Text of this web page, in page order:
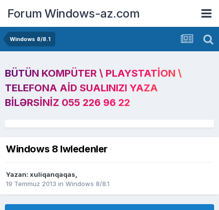
Forum Windows-az.com
Windows 8/8.1
BÜTÜN KOMPÜTER \ PLAYSTATION \
TELEFONA AID SUALINIZI YAZA
BILƏRSINIZ 055 226 96 22
Windows 8 Iwledenler
Yazan: xuliqanqaqas,
19 Temmuz 2013 in Windows 8/8.1